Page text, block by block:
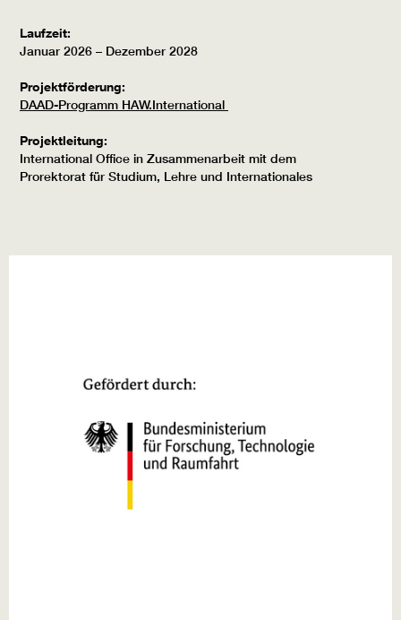
Laufzeit:
Januar 2026 – Dezember 2028
Projektförderung:
DAAD-Programm HAW.International
Projektleitung:
International Office in Zusammenarbeit mit dem
Prorektorat für Studium, Lehre und Internationales